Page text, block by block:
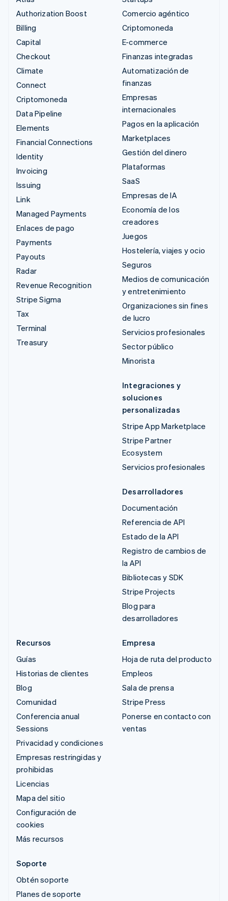
Authorization Boost
Billing
Capital
Checkout
Climate
Connect
Criptomoneda
Data Pipeline
Elements
Financial Connections
Identity
Invoicing
Issuing
Link
Managed Payments
Enlaces de pago
Payments
Payouts
Radar
Revenue Recognition
Stripe Sigma
Tax
Terminal
Treasury
Comercio agéntico
Criptomoneda
E-commerce
Finanzas integradas
Automatización de
finanzas
Empresas
internacionales
Pagos en la aplicación
Marketplaces
Gestión del dinero
Plataformas
SaaS
Empresas de IA
Economía de los
creadores
Juegos
Hostelería, viajes y ocio
Seguros
Medios de comunicación
y entretenimiento
Organizaciones sin fines
de lucro
Servicios profesionales
Sector público
Minorista
Integraciones y
soluciones
personalizadas
Stripe App Marketplace
Stripe Partner
Ecosystem
Servicios profesionales
Desarrolladores
Documentación
Referencia de API
Estado de la API
Registro de cambios de
la API
Bibliotecas y SDK
Stripe Projects
Blog para
desarrolladores
Recursos
Guías
Historias de clientes
Blog
Comunidad
Conferencia anual
Sessions
Privacidad y condiciones
Empresas restringidas y
prohibidas
Licencias
Mapa del sitio
Configuración de
cookies
Más recursos
Empresa
Hoja de ruta del producto
Empleos
Sala de prensa
Stripe Press
Ponerse en contacto con
ventas
Soporte
Obtén soporte
Planes de soporte